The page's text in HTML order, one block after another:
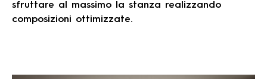
sfruttare al massimo la stanza realizzando
composizioni ottimizzate.